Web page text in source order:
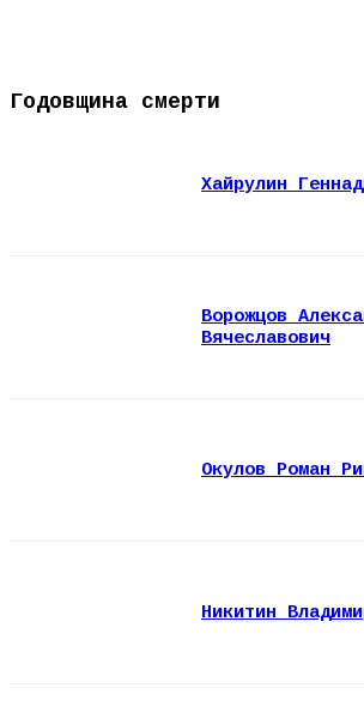
Годовщина смерти
Хайрулин
Ворожцов
Вячеславович
Окулов Роман
Никитин